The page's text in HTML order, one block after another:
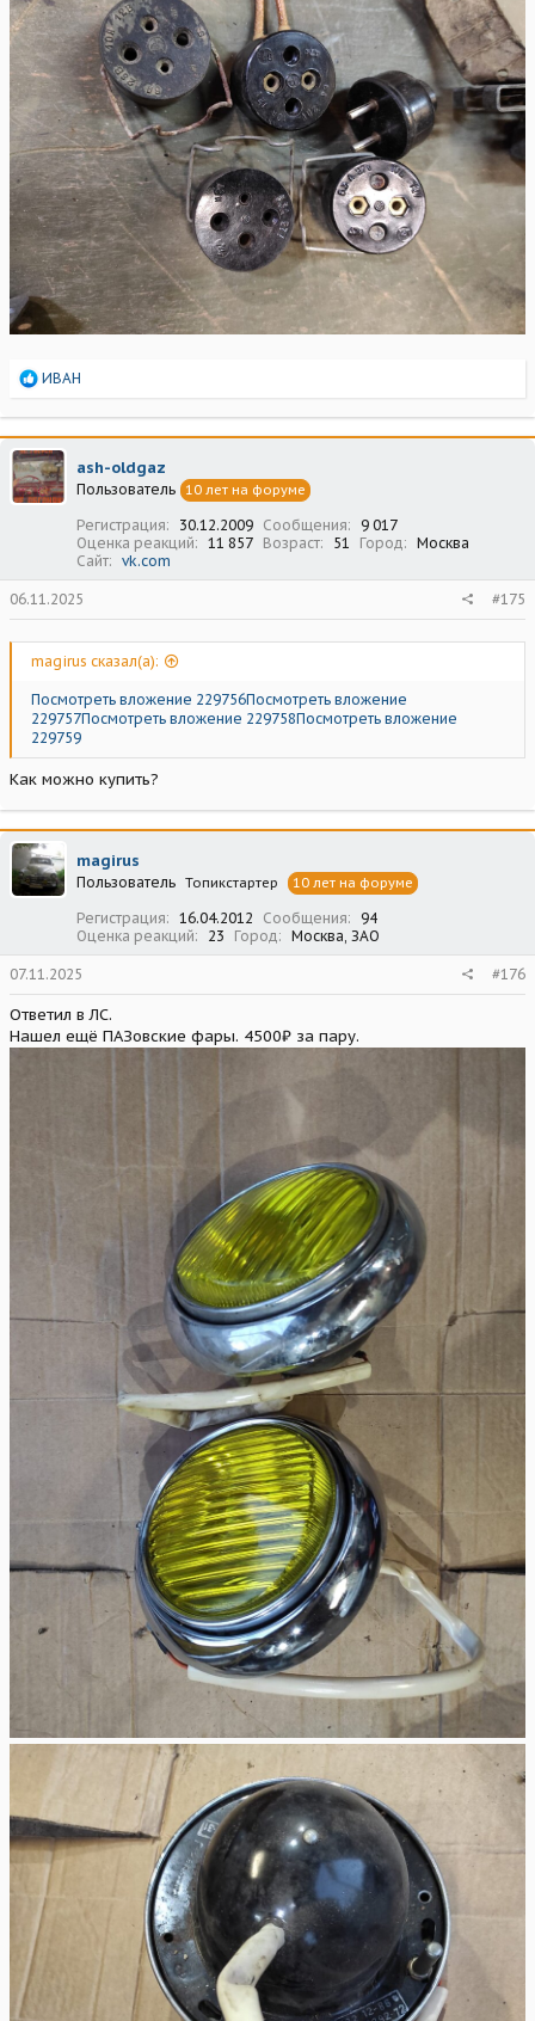
Р
а
к
ц
и
и
ИВАН
ash-oldgaz
Пользователь 10 лет на форуме
Регистрация 30.12.2009 Сообщения
9 017
Оценка реакций
11 857 Возраст 51 Город
Москва
Сайт
vk.com
06.11.2025 #175
magirus сказал(а):
Посмотреть вложение 229756Посмотреть вложение
229757Посмотреть вложение 229758Посмотреть вложение
229759
Как можно купить?
magirus
Пользователь Топикстартер 10 лет на форуме
Регистрация 16.04.2012 Сообщения
94
Оценка реакций
23 Город Москва, ЗАО
07.11.2025 #176
Ответил в ЛС.
Нашел ещё ПАЗовские фары. 4500₽ за пару.